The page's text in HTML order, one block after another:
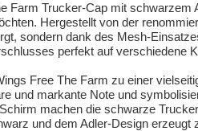
Farm Trucker-Cap mit
Hergestellt von der
sondern dank des Mesh-
perfekt auf verschiedene
Free The Farm zu einer
und markante Note und
machen die schwarze
und dem Adler-Design